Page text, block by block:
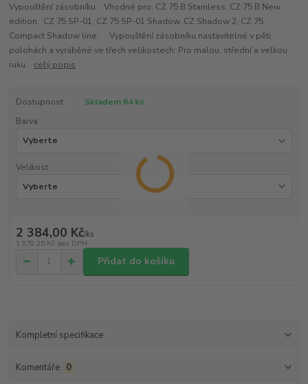
Vypouštění zásobníku. Vhodné pro: CZ 75 B Stainless, CZ 75 B New
edition, CZ 75 SP-01, CZ 75 SP-01 Shadow, CZ Shadow 2, CZ 75
Compact Shadow line. Vypouštění zásobníku nastavitelné v pěti
polohách a vyráběné ve třech velikostech: Pro malou, střední a velkou
ruku. celý popis
Dostupnost
Skladem 64 ks
Barva
Velikost
2 384,00 Kč/ks
1 970,25 Kč bez DPH
Přidat do košíku
Kompletní specifikace
Komentáře 0